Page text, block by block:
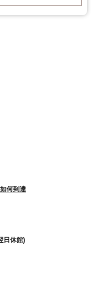
如何到達
日休館)